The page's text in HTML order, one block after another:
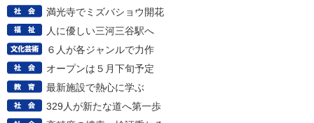
満光寺でミズバショウ開花
人に優しい三河三谷駅へ
６人が各ジャンルで力作
オープンは５月下旬予定
最新施設で熱心に学ぶ
329人が新たな道へ第一歩